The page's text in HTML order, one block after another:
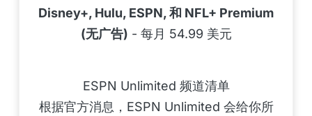
Disney+, Hulu, ESPN, 和 NFL+ Premium
(无广告) - 每月 54.99 美元
ESPN Unlimited 频道清单
根据官方消息，ESPN Unlimited 会给你所